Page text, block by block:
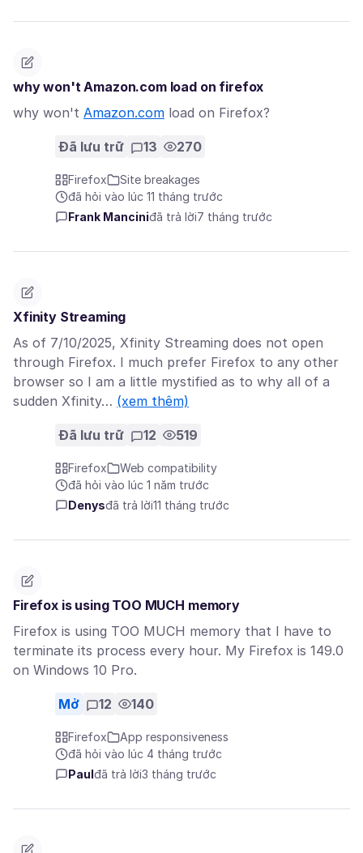
why won't Amazon.com load on firefox
why won't Amazon.com load on Firefox?
Đã lưu trữ 13 270
Firefox
Site breakages
đã hỏi vào lúc 11 tháng trước
Frank Manciniđã trả lời7 tháng trước
Xfinity Streaming
As of 7/10/2025, Xfinity Streaming does not open
through Firefox. I much prefer Firefox to any other
browser so I am a little mystified as to why all of a
sudden Xfinity… (xem thêm)
Đã lưu trữ 12 519
Firefox
Web compatibility
đã hỏi vào lúc 1 năm trước
Denysđã trả lời11 tháng trước
Firefox is using TOO MUCH memory
Firefox is using TOO MUCH memory that I have to
terminate its process every hour. My Firefox is 149.0
on Windows 10 Pro.
Mở 12 140
Firefox
App responsiveness
đã hỏi vào lúc 4 tháng trước
Paul đã trả lời3 tháng trước